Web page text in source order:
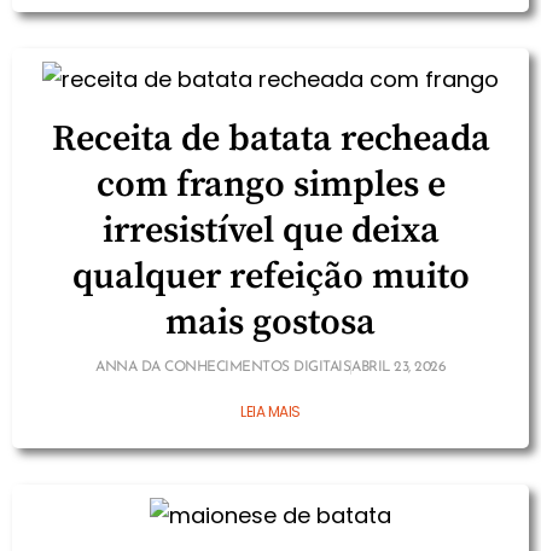
Receita de batata recheada
com frango simples e
irresistível que deixa
qualquer refeição muito
mais gostosa
ANNA DA CONHECIMENTOS DIGITAISABRIL 23, 2026
LEIA MAIS